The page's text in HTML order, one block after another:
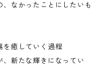
なかったことにしたいも
を癒していく過程
、新たな輝きになってい